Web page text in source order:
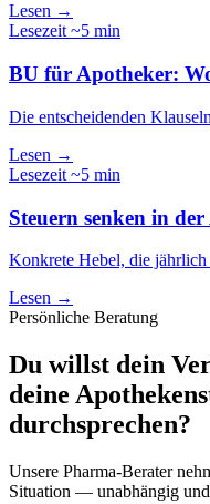
Lesen →
Lesezeit ~5 min
BU für Apotheker:
Die entscheidenden
Lesen →
Lesezeit ~5 min
Steuern senken in
Konkrete Hebel, die
Lesen →
Persönliche Beratung
Du willst dein
deine
durchsprechen?
Unsere Pharma-Berater
Situation — unabhängig